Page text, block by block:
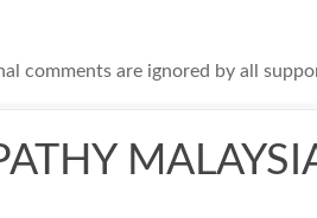
comments are ignored by all